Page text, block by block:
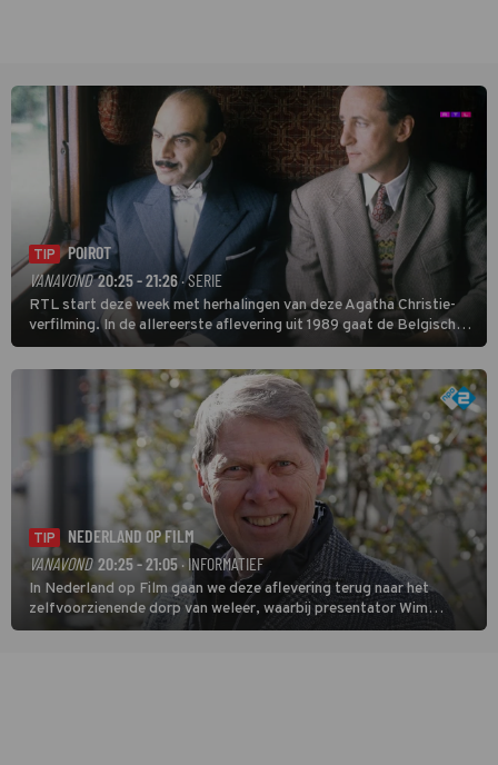
TIP
POIROT
VANAVOND 20:25 - 21:26 · SERIE
RTL start deze week met herhalingen van deze Agatha Christie-
verfilming. In de allereerste aflevering uit 1989 gaat de Belgische
speurder op zoek naar een vermiste kok. Poirot raakt al snel
verwikkeld in een moordzaak. (HH)
TIP
NEDERLAND OP FILM
VANAVOND 20:25 - 21:05· INFORMATIEF
In Nederland op Film gaan we deze aflevering terug naar het
zelfvoorzienende dorp van weleer, waarbij presentator Wim
Daniëls de kijkers meeneemt op reis door de tijd aan de hand van